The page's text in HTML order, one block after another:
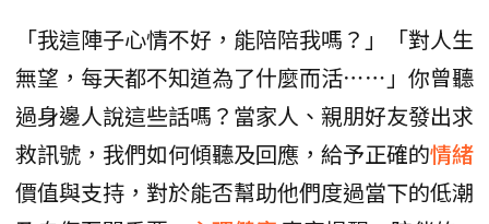
「我這陣子心情不好，能陪陪我嗎？」「對人生
無望，每天都不知道為了什麼而活⋯⋯」你曾聽
過身邊人說這些話嗎？當家人、親朋好友發出求
救訊號，我們如何傾聽及回應，給予正確的情緒
價值與支持，對於能否幫助他們度過當下的低潮